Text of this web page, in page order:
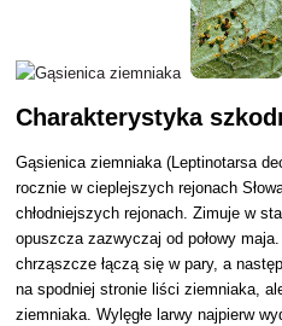
Charakterystyka
Gąsienica ziemniaka (Leptinotarsa
rocznie w cieplejszych rejonach
chłodniejszych rejonach. Zimuje w
opuszcza zazwyczaj od połowy
chrząszcze łączą się w pary, a
na spodniej stronie liści ziemniaka,
ziemniaka. Wylęgłe larwy najpierw